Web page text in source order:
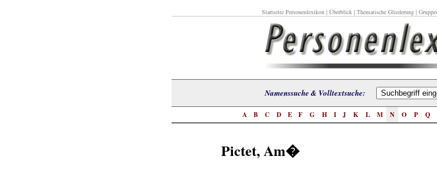
Startseite Personenlexikon| Überblick| Thematische Gliederung|
Namenssuche & Volltextsuche:
A B C D E F G H I J K L M N O P Q
Pictet, Am�